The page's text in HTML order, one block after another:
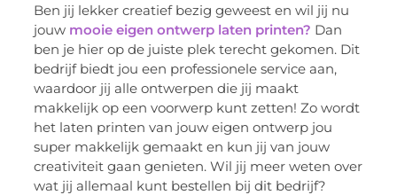
Ben jij lekker creatief bezig geweest en wil jij nu
jouw mooie eigen ontwerp laten printen? Dan
ben je hier op de juiste plek terecht gekomen. Dit
bedrijf biedt jou een professionele service aan,
waardoor jij alle ontwerpen die jij maakt
makkelijk op een voorwerp kunt zetten! Zo wordt
het laten printen van jouw eigen ontwerp jou
super makkelijk gemaakt en kun jij van jouw
creativiteit gaan genieten. Wil jij meer weten over
wat jij allemaal kunt bestellen bij dit bedrijf?